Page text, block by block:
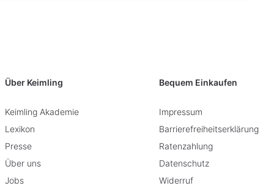
Über Keimling
Keimling Akademie
Lexikon
Presse
Über uns
Jobs
Bequem Einkaufen
Impressum
Barrierefreiheitserklärung
Ratenzahlung
Datenschutz
Widerruf